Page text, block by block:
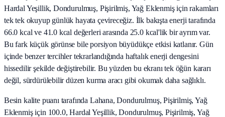
Hardal Yeşillik, Dondurulmuş, Pişirilmiş, Yağ Eklenmiş için rakamları
tek tek okuyup günlük hayata çevireceğiz. İlk bakışta enerji tarafında
66.0 kcal ve 41.0 kcal değerleri arasında 25.0 kcal'lik bir ayrım var.
Bu fark küçük görünse bile porsiyon büyüdükçe etkisi katlanır. Gün
içinde benzer tercihler tekrarlandığında haftalık enerji dengesini
hissedilir şekilde değiştirebilir. Bu yüzden bu ekranı tek öğün kararı
değil, sürdürülebilir düzen kurma aracı gibi okumak daha sağlıklı.
Besin kalite puanı tarafında Lahana, Dondurulmuş, Pişirilmiş, Yağ
Eklenmiş için 100.0, Hardal Yeşillik, Dondurulmuş, Pişirilmiş, Yağ